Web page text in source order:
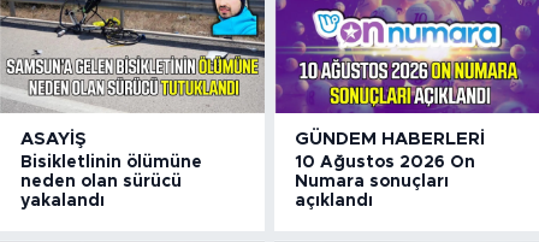
ASAYIŞ
Bisikletlinin ölümüne
neden olan sürücü
yakalandı
GÜNDEM HABERLERI
10 Ağustos 2026 On
Numara sonuçları
açıklandı